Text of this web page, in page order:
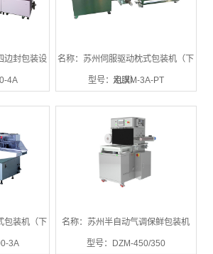
边封包装设
4A
名称：苏州伺服驱动枕式包装机（下
走膜）
型号：XLXM-3A-PT
包装机（下
3A
名称：苏州半自动气调保鲜包装机
型号：DZM-450/350